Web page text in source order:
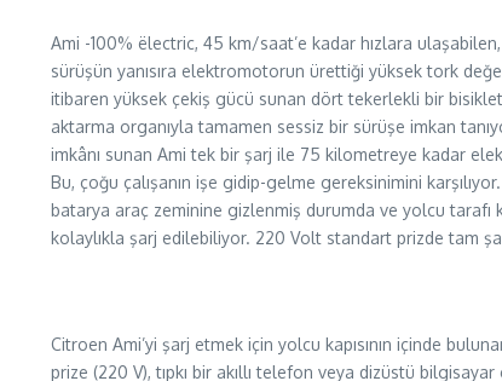
Ami -100% ëlectric, 45 km/saat’e kadar hızlara ulaşabilen,
sürüşün yanısıra elektromotorun ürettiği yüksek tork
itibaren yüksek çekiş gücü sunan dört tekerlekli bir
aktarma organıyla tamamen sessiz bir sürüşe imkan
imkânı sunan Ami tek bir şarj ile 75 kilometreye kadar
Bu, çoğu çalışanın işe gidip-gelme gereksinimini
batarya araç zeminine gizlenmiş durumda ve yolcu tarafı
kolaylıkla şarj edilebiliyor. 220 Volt standart prizde tam
Citroen Ami’yi şarj etmek için yolcu kapısının içinde
prize (220 V), tıpkı bir akıllı telefon veya dizüstü